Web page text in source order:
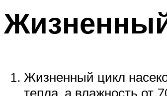
Жизненный цикл
тепла, а влажность от